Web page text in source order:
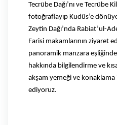
Tecrübe Dağı’nı ve Tecrübe
fotoğraflayıp Kudüs’e
Zeytin Dağı’nda Rabiat’ul-
Farisi makamlarının ziyaret
panoramik manzara
hakkında bilgilendirme ve
akşam yemeği ve
ediyoruz.